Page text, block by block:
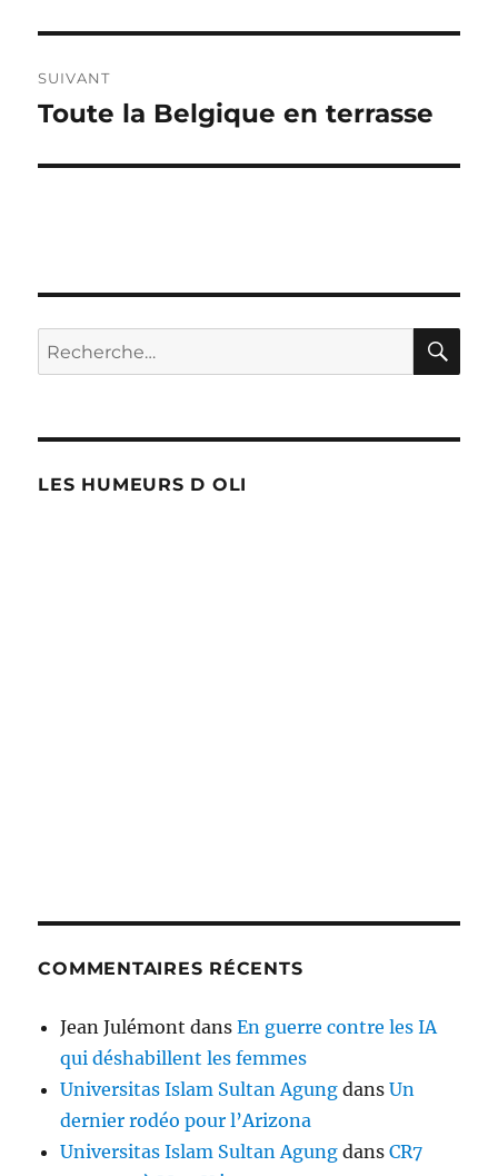
SUIVANT
Publication
Toute la Belgique en terrasse
Recherche
pour :
LES HUMEURS D OLI
COMMENTAIRES RÉCENTS
Jean Julémont dansEn guerre contre les IA
qui déshabillent les femmes
Universitas Islam Sultan Agung dansUn
dernier rodéo pour l’Arizona
Universitas Islam Sultan Agung dansCR7